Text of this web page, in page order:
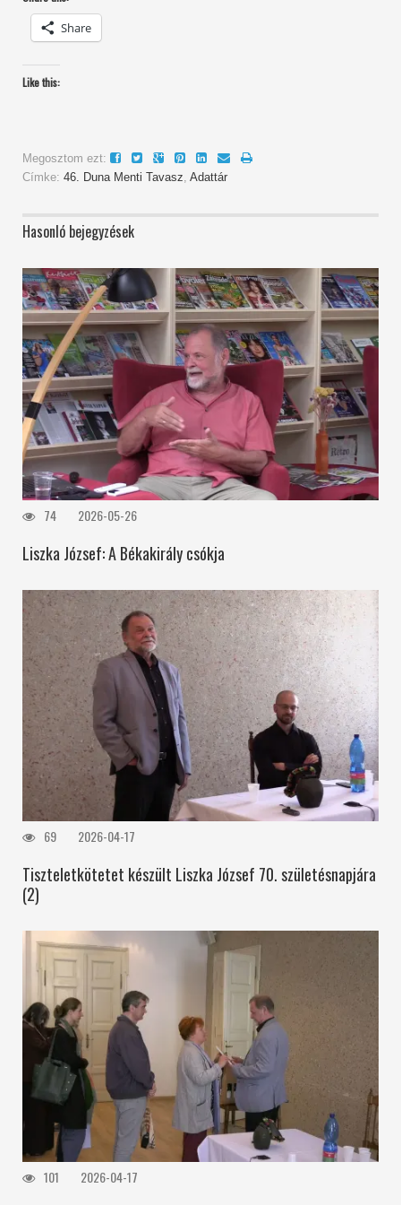
Share
Like this:
Megosztom ezt:
Címke: 46. Duna Menti Tavasz, Adattár
Hasonló bejegyzések
74 2026-05-26
Liszka József: A Békakirály csókja
69 2026-04-17
Tiszteletkötetet készült Liszka József 70. születésnapjára
(2)
101 2026-04-17